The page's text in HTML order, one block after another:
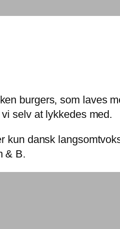
burgers, som
selv at lykkedes med.
kun dansk
& B.